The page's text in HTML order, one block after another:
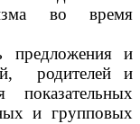
во время
предложения и
родителей и
и групповых